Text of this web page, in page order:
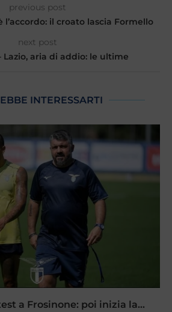
previous post
l’accordo: il croato lascia Formello
next post
Lazio, aria di addio: le ultime
INTERESSARTI
a Frosinone: poi inizia la...